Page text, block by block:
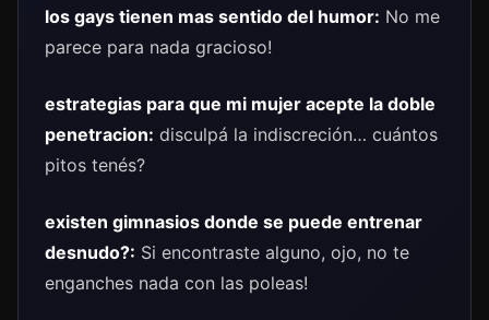
los gays tienen mas sentido del humor: No me
parece para nada gracioso!
estrategias para que mi mujer acepte la doble
penetracion: disculpá la indiscreción… cuántos
pitos tenés?
existen gimnasios donde se puede entrenar
desnudo?: Si encontraste alguno, ojo, no te
enganches nada con las poleas!